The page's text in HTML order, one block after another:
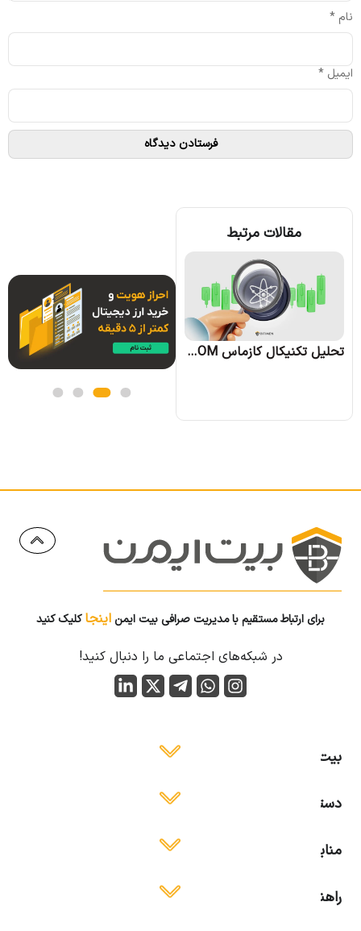
نام *
ایمیل *
مقالات مرتبط
تحلیل تکنیکال کازماس ATOM؛ تاریخ 29 شهریور 1403
برای ارتباط مستقیم با مدیریت صرافی بیت ایمن اینجاکلیک کنید
در شبکه‌های اجتماعی ما را دنبال کنید!
بیت ایمن
دسترسی آسان
منابع آموزشی
راهنمای استفاده